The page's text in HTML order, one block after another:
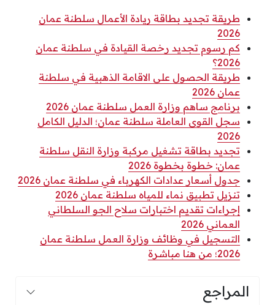
طريقة تجديد بطاقة ريادة الأعمال سلطنة عمان
2026
كم رسوم تجديد رخصة القيادة في سلطنة عمان
2026؟
طريقة الحصول على الاقامة الذهبية في سلطنة
عمان 2026
برنامج ساهم وزارة العمل سلطنة عمان 2026
سجل القوى العاملة سلطنة عمان؛ الدليل الكامل
2026
تجديد بطاقة تشغيل مركبة وزارة النقل سلطنة
عمان: خطوة بخطوة 2026
جدول أسعار عدادات الكهرباء في سلطنة عمان 2026
تنزيل تطبيق نماء للمياه سلطنة عمان 2026
إجراءات تقديم اختبارات سلاح الجو السلطاني
العماني 2026
التسجيل في وظائف وزارة العمل سلطنة عمان
2026؛ من هنا مباشرة
المراجع